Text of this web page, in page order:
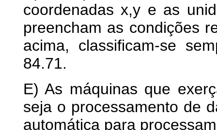
coordenadas x,y e as
preencham as condições
acima, classificam-se
84.71.
E) As máquinas que
seja o processamento de
automática para